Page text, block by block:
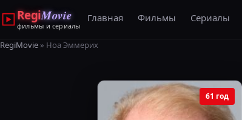
RegiMovie
фильмы и сериалы
Главная Фильмы Сериалы
RegiMovie» Ноа Эммерих
61 год